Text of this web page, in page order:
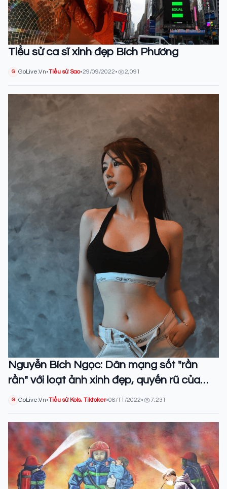
Tiểu sử ca sĩ xinh đẹp Bích Phương
G GoLive.Vn•Tiểu sử Sao•29/09/2022• 2,091
Nguyễn Bích Ngọc: Dân mạng sốt "rần
rần" với loạt ảnh xinh đẹp, quyến rũ của
hot girl Hải Phòng
G GoLive.Vn•Tiểu sử Kols, Tiktoker•08/11/2022• 7,231